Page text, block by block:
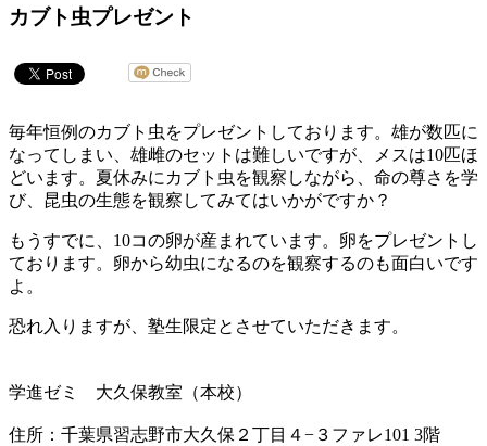
カブト虫プレゼント
毎年恒例のカブト虫をプレゼントしております。雄が数匹に
なってしまい、雄雌のセットは難しいですが、メスは10匹ほ
どいます。夏休みにカブト虫を観察しながら、命の尊さを学
び、昆虫の生態を観察してみてはいかがですか？
もうすでに、10コの卵が産まれています。卵をプレゼントし
ております。卵から幼虫になるのを観察するのも面白いです
よ。
恐れ入りますが、塾生限定とさせていただきます。
学進ゼミ 大久保教室（本校）
住所：千葉県習志野市大久保２丁目４−３ファレ101 3階